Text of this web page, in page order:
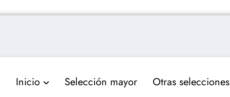
Inicio Selección mayor Otras selecciones